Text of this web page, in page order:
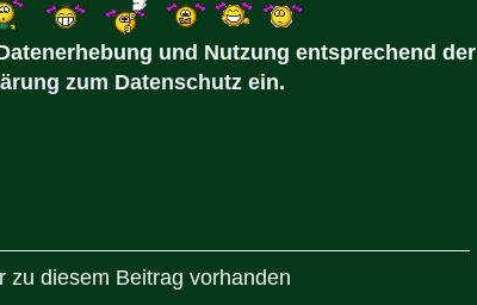
und Nutzung entsprechend der
zum Datenschutz ein.
zu diesem Beitrag vorhanden